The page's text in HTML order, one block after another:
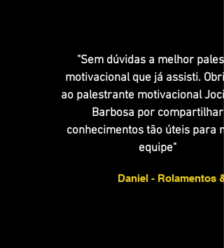
"Sem dúvidas a melhor
motivacional que já assisti.
ao palestrante motivacional
Barbosa por compartilhar
conhecimentos tão úteis para
equipe"
Daniel - Rolamentos &